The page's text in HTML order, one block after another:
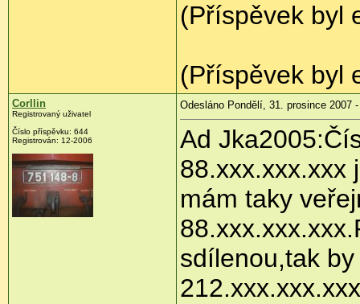
(Příspěvek byl
(Příspěvek byl
Corllin
Registrovaný uživatel
Číslo příspěvku: 644
Registrován: 12-2006
Odesláno Pondělí, 31. prosince 2007
Ad
88.xxx.xxx.xxx
mám taky
sdílenou,tak